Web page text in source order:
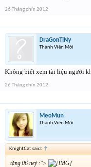
26 Tháng chín 2012
DraGonTiNy
Thành Viên Mới
Không biết xem tài liệu người
26 Tháng chín 2012
MeoMun
Thành Viên Mới
KnightCat said: ↑
tặng 06 neỳ :">